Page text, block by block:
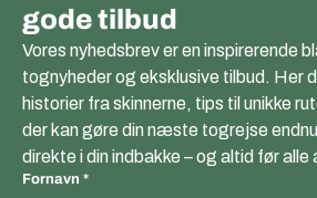
gode tilbud
Vores nyhedsbrev er en inspirerende
tognyheder og eksklusive tilbud. Her
historier fra skinnerne, tips til unikke
der kan gøre din næste togrejse
direkte i din indbakke – og altid før alle
Fornavn